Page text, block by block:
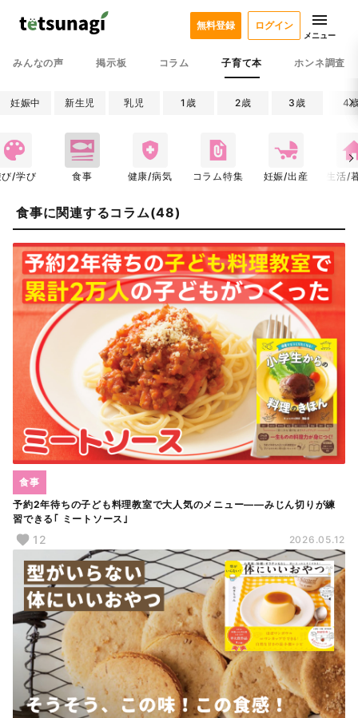
みんなの声 掲示板 コラム 子育て本 ホンネ調査
無料登録 ログイン
メニュー
妊娠中 新生児 乳児 1歳 2歳 3歳 4
び/学び 食事 健康/病気 コラム特集 妊娠/出産 生活/
食事に関連するコラム(48)
予約2年待ちの子ども料理教室で大人気のメニュー――みじん切りが練
習できる｢ ミートソース｣
食事
12 2026.05.12